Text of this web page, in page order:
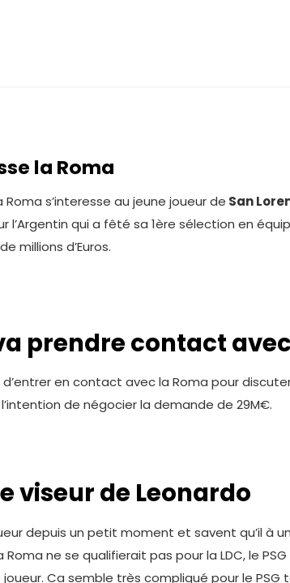
la Roma
Roma s’interesse au jeune joueur de San
l’Argentin qui a fêté sa 1ère sélection en
millions d’Euros.
prendre contact
en contact avec la Roma pour
de négocier la demande de 29M€.
viseur de Leonardo
depuis un petit moment et savent qu’il à
ne se qualifierait pas pour la LDC, le
Ca semble très compliqué pour le PSG